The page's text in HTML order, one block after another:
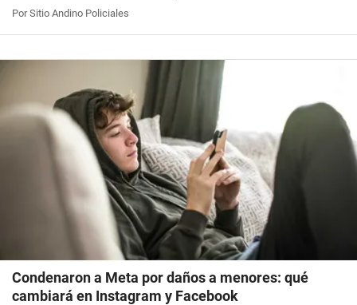
Por Sitio Andino Policiales
Condenaron a Meta por daños a menores: qué
cambiará en Instagram y Facebook